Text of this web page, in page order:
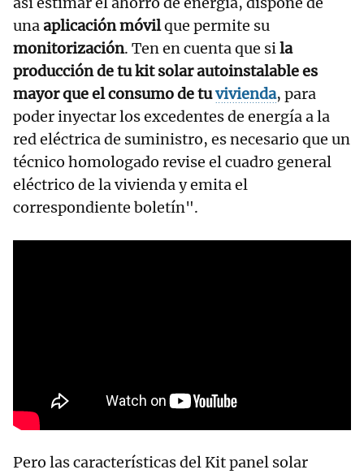
unaaplicación móvilque permite su
monitorización. Ten en cuenta que sila
producción de tu kit solar autoinstalable es
mayor que el consumo de tuvivienda, para
poder inyectar los excedentes de energía a la
red eléctrica de suministro, es necesario que un
técnico homologado revise el cuadro general
eléctrico de la vivienda y emita el
correspondiente boletín".
Pero las características del Kit panel solar